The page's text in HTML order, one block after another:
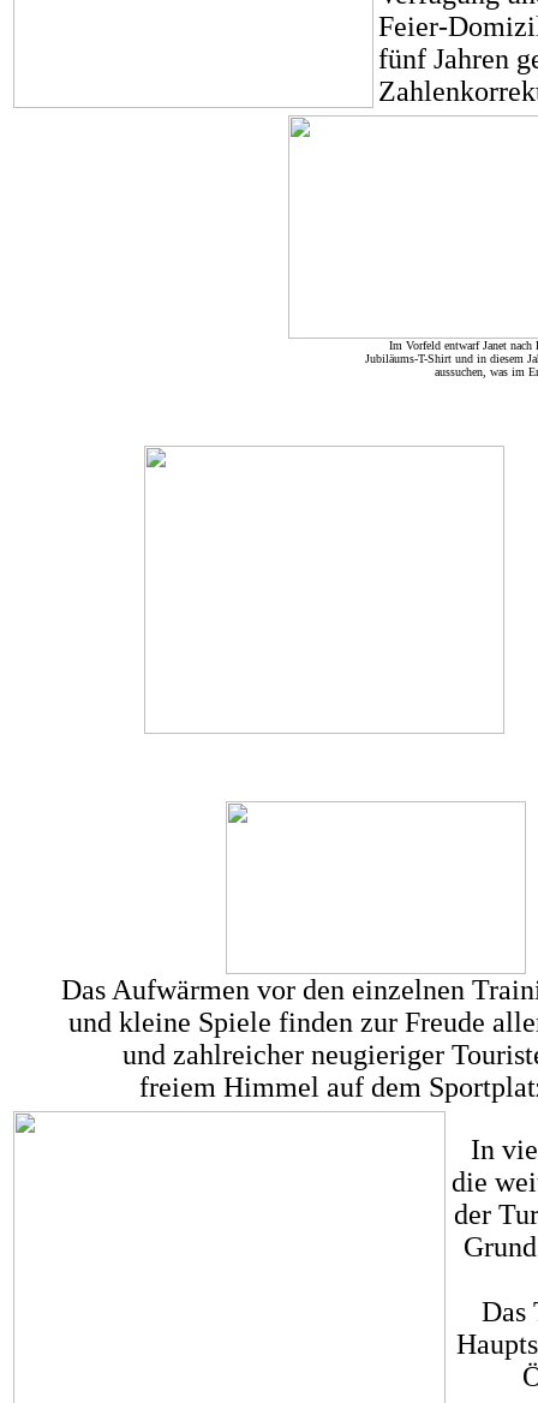
Feier-
fünf Jahren
Im Vorfeld entwarf Janet
Jubiläums-T-Shirt und in diesem
aussuchen, was im
Das Aufwärmen vor den einzelnen
und kleine Spiele finden zur Freude
und zahlreicher neugieriger
freiem Himmel auf dem
In
die
der
Das